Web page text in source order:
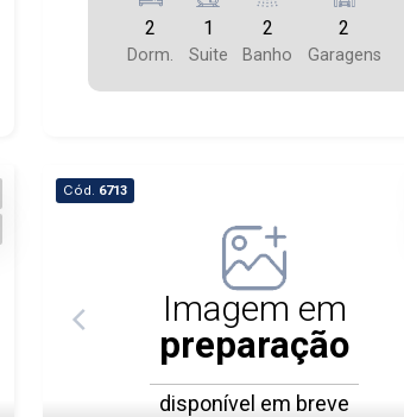
2
Dorm.
1
Suite
2
Banho
2
Garagens
Cód. 6713
Imagem em
preparação
disponível em breve